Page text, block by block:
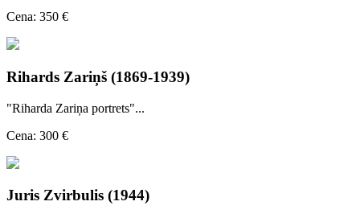
Cena: 350 €
Rihards Zariņš (1869-1939)
"Riharda Zariņa portrets"...
Cena: 300 €
Juris Zvirbulis (1944)